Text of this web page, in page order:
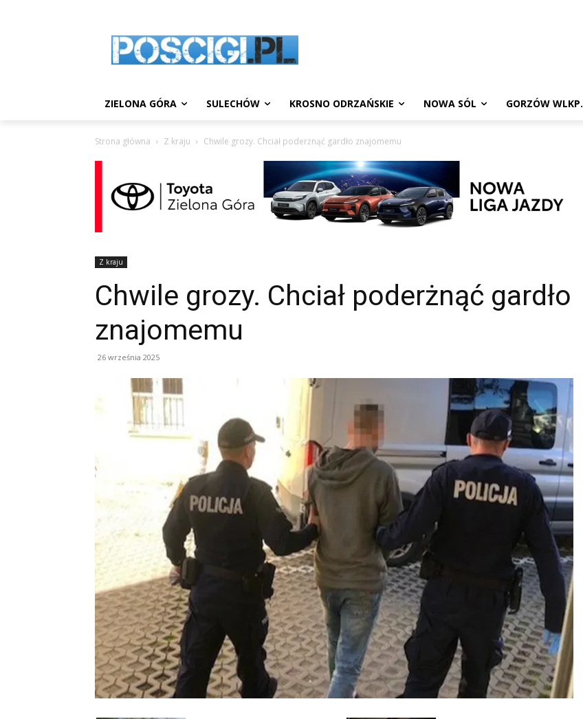
ZIELONA GÓRA SULECHÓW KROSNO ODRZAŃSKIE NOWA SÓL GORZÓW WLKP.
Strona główna Z kraju Chwile grozy. Chciał poderżnąć gardło znajomemu
Z kraju
Chwile grozy. Chciał poderżnąć gardło
znajomemu
26 września 2025